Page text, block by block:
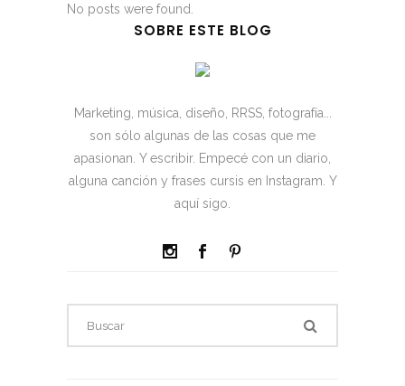
No posts were found.
SOBRE ESTE BLOG
Marketing, música, diseño, RRSS, fotografía...
son sólo algunas de las cosas que me
apasionan. Y escribir. Empecé con un diario,
alguna canción y frases cursis en Instagram. Y
aquí sigo.